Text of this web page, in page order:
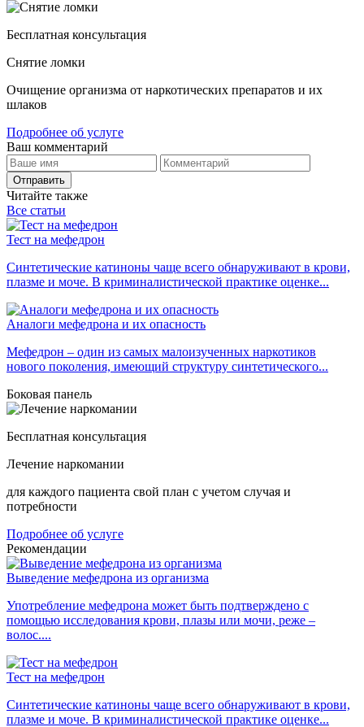
Бесплатная консультация
Снятие ломки
Очищение организма от наркотических препаратов и их
шлаков
Подробнее об услуге
Ваш комментарий
Отправить
Читайте также
Все статьи
Тест на мефедрон
Синтетические катиноны чаще всего обнаруживают в крови,
плазме и моче. В криминалистической практике оценке...
Аналоги мефедрона и их опасность
Мефедрон – один из самых малоизученных наркотиков
нового поколения, имеющий структуру синтетического...
Боковая панель
Бесплатная консультация
Лечение наркомании
для каждого пациента свой план с учетом случая и
потребности
Подробнее об услуге
Рекомендации
Выведение мефедрона из организма
Употребление мефедрона может быть подтверждено с
помощью исследования крови, плазы или мочи, реже –
волос....
Тест на мефедрон
Синтетические катиноны чаще всего обнаруживают в крови,
плазме и моче. В криминалистической практике оценке...